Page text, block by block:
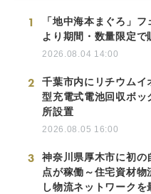
1
「地中海本まぐろ」フ
より期間・数量限定で
2026.08.04 14:00
2
千葉市内にリチウムイ
型充電式電池回収ボッ
所設置
2026.08.05 16:00
3
神奈川県厚木市に初の
点が稼働～住宅資材
し物流ネットワークを